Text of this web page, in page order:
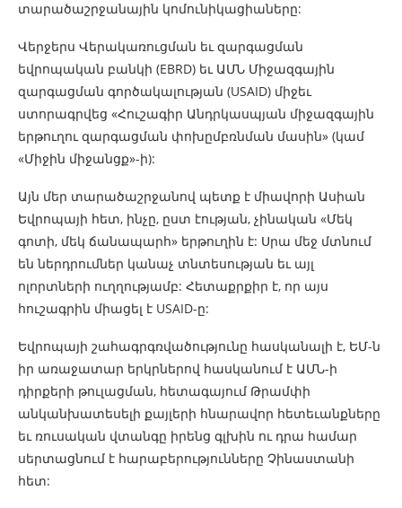
տարածաշրջանային կոմունիկացիաները:
Վերջերս Վերակառուցման եւ զարգացման
եվրոպական բանկի (EBRD) եւ ԱՄՆ Միջազգային
զարգացման գործակալության (USAID) միջեւ
ստորագրվեց «Հուշագիր Անդրկասպյան միջազգային
երթուղու զարգացման փոխըմբռնման մասին» (կամ
«Միջին միջանցք»-ի):
Այն մեր տարածաշրջանով պետք է միավորի Ասիան
Եվրոպայի հետ, ինչը, ըստ էության, չինական «Մեկ
գոտի, մեկ ճանապարհ» երթուղին է: Սրա մեջ մտնում
են ներդրումներ կանաչ տնտեսության եւ այլ
ոլորտների ուղղությամբ: Հետաքրքիր է, որ այս
հուշագրին միացել է USAID-ը:
Եվրոպայի շահագրգռվածությունը հասկանալի է, ԵՄ-ն
իր առաջատար երկրներով հասկանում է ԱՄՆ-ի
դիրքերի թուլացման, հետագայում Թրամփի
անկանխատեսելի քայլերի հնարավոր հետեւանքները
եւ ռուսական վտանգը իրենց գլխին ու դրա համար
սերտացնում է հարաբերությունները Չինաստանի
հետ: